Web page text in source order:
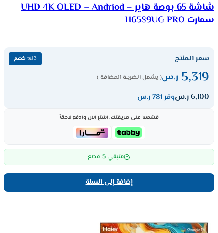
شاشة 65 بوصة هاير – UHD 4K OLED – Andriod
سمارت H65S9UG PRO
سعر المنتج ٪13 خصم
5,319 ر.س( يشمل الضريبة المضافة )
6,100ر.سوفر 781 ر.س
قسّمها على طريقتك، اشترِ الآن وادفع لاحقاً
متبقي 5 قطع
إضافة إلى السلة